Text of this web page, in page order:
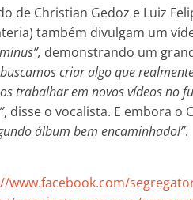
de Christian Gedoz e Luiz
também divulgam um
demonstrando um
criar algo que
trabalhar em novos vídeos no
, disse o vocalista. E embora o
álbum bem encaminhado!”.
www.facebook.com/